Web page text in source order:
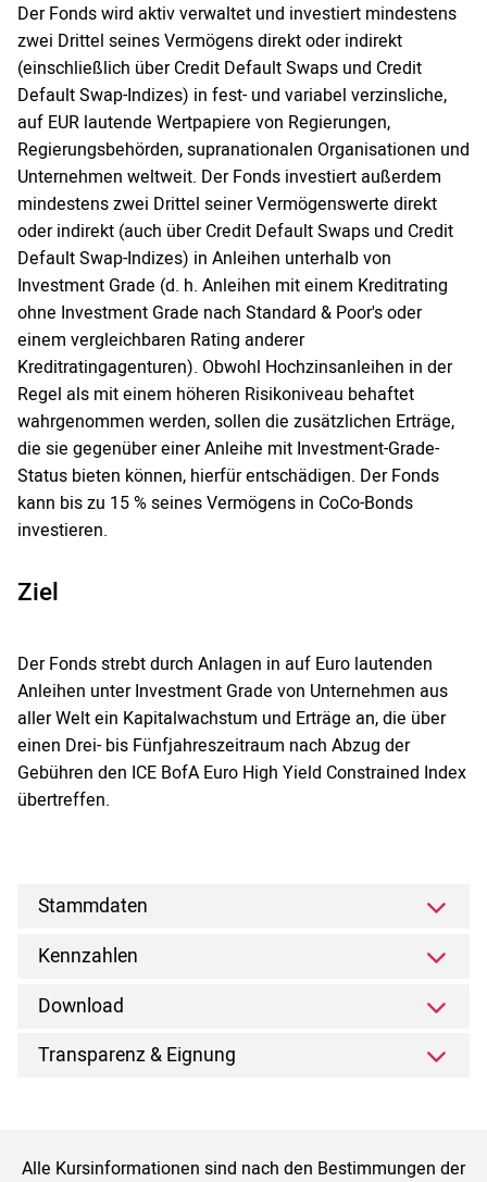
Der Fonds wird aktiv verwaltet und investiert mindestens
zwei Drittel seines Vermögens direkt oder indirekt
(einschließlich über Credit Default Swaps und Credit
Default Swap-Indizes) in fest- und variabel verzinsliche,
auf EUR lautende Wertpapiere von Regierungen,
Regierungsbehörden, supranationalen Organisationen und
Unternehmen weltweit. Der Fonds investiert außerdem
mindestens zwei Drittel seiner Vermögenswerte direkt
oder indirekt (auch über Credit Default Swaps und Credit
Default Swap-Indizes) in Anleihen unterhalb von
Investment Grade (d. h. Anleihen mit einem Kreditrating
ohne Investment Grade nach Standard & Poor's oder
einem vergleichbaren Rating anderer
Kreditratingagenturen). Obwohl Hochzinsanleihen in der
Regel als mit einem höheren Risikoniveau behaftet
wahrgenommen werden, sollen die zusätzlichen Erträge,
die sie gegenüber einer Anleihe mit Investment-Grade-
Status bieten können, hierfür entschädigen. Der Fonds
kann bis zu 15 % seines Vermögens in CoCo-Bonds
investieren.
Ziel
Der Fonds strebt durch Anlagen in auf Euro lautenden
Anleihen unter Investment Grade von Unternehmen aus
aller Welt ein Kapitalwachstum und Erträge an, die über
einen Drei- bis Fünfjahreszeitraum nach Abzug der
Gebühren den ICE BofA Euro High Yield Constrained Index
übertreffen.
Stammdaten
Kennzahlen
Download
Transparenz & Eignung
Alle Kursinformationen sind nach den Bestimmungen der